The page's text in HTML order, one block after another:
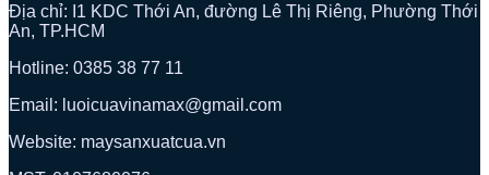
Địa chỉ: I1 KDC Thới An, đường Lê Thị Riêng, Phường Thới
An, TP.HCM
Hotline: 0385 38 77 11
Email: luoicuavinamax@gmail.com
Website: maysanxuatcua.vn